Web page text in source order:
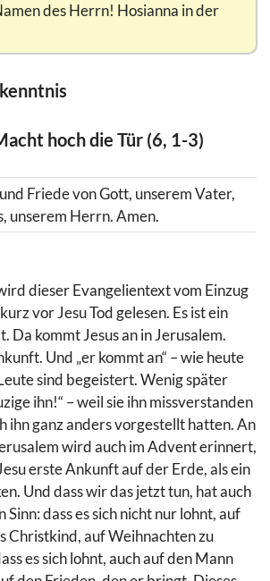
des Herrn! Hosianna in der
hoch die Tür (6, 1-3)
Friede von Gott, unserem Vater,
unserem Herrn. Amen.
dieser Evangelientext vom Einzug
vor Jesu Tod gelesen. Es ist ein
Da kommt Jesus an in Jerusalem.
Und „er kommt an“ – wie heute
sind begeistert. Wenig später
ihn!“ – weil sie ihn missverstanden
ihn ganz anders vorgestellt hatten. An
wird auch im Advent erinnert,
erste Ankunft auf der Erde, als ein
Und dass wir das jetzt tun, hat auch
Sinn: dass es sich nicht nur lohnt, auf
Christkind, auf Weihnachten zu
es sich lohnt, auch auf den Mann